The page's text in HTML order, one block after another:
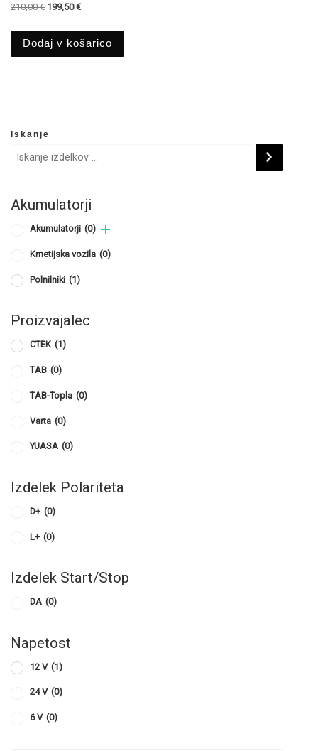
210,00€ Izvirna cena je bila: 210,00 €.
199,50€Trenutna cena je: 199,50 €.
Dodaj v košarico
Iskanje
Akumulatorji
Akumulatorji (0)
Kmetijska vozila (0)
Polnilniki (1)
Proizvajalec
CTEK (1)
TAB (0)
TAB-Topla (0)
Varta (0)
YUASA (0)
Izdelek Polariteta
D+ (0)
L+ (0)
Izdelek Start/Stop
DA (0)
Napetost
12 V (1)
24 V (0)
6 V (0)